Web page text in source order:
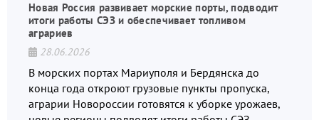
Новая Россия развивает морские порты, подводит
итоги работы СЭЗ и обеспечивает топливом
аграриев
28.06.2026
В морских портах Мариуполя и Бердянска до
конца года откроют грузовые пункты пропуска,
аграрии Новороссии готовятся к уборке урожаев,